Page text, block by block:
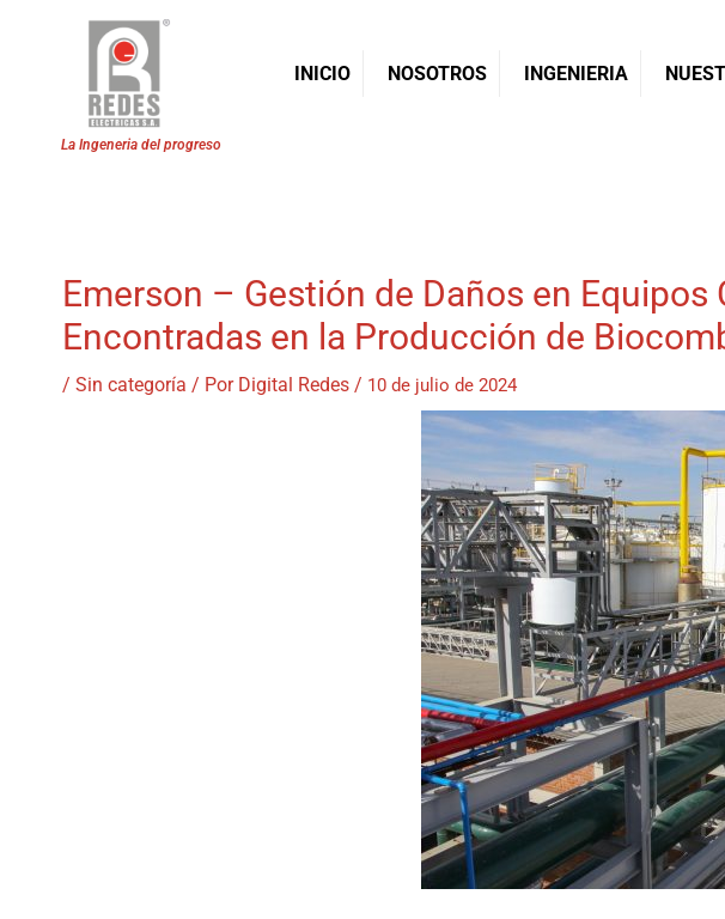
INICIO NOSOTROS INGENIERIA
Emerson – Gestión de Daños en
Encontradas en la Producción de
/ Sin categoría / Por Digital Redes / 10 de julio de 2024